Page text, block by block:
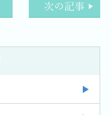
次の記事